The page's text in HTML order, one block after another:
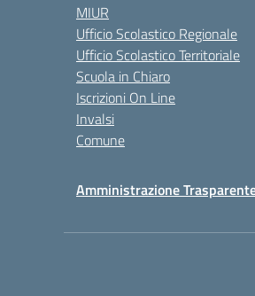
MIUR
Ufficio Scolastico Regionale
Ufficio Scolastico Territoriale
Scuola in Chiaro
Iscrizioni On Line
Invalsi
Comune
Amministrazione